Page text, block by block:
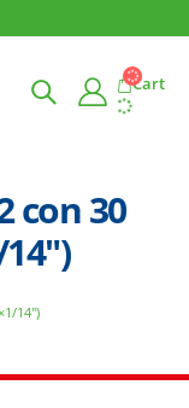
Cart
con 30
14″)